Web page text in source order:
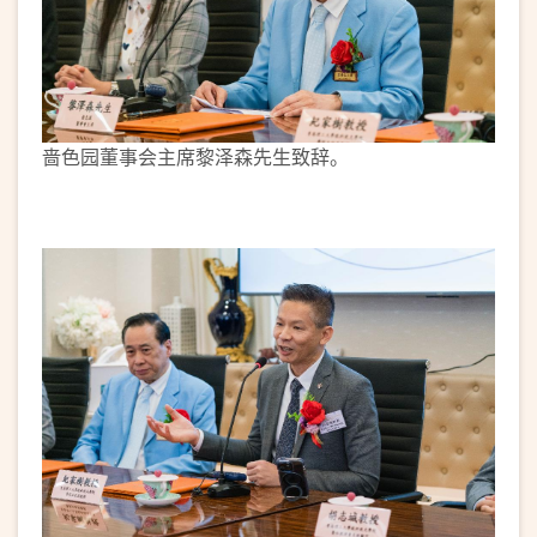
啬色园董事会主席黎泽森先生致辞。